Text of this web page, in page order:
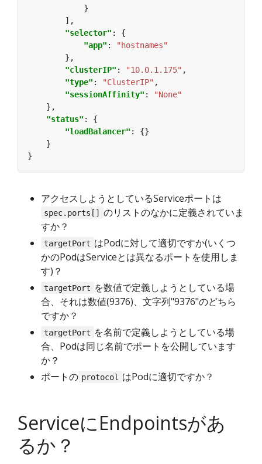
"selector"
"app" :
"hostnames"
"clusterIP" : "10.0.1.175"
"type" : "ClusterIP"
"sessionAffinity" :
"None"
"status"
"loadBalancer"
アクセスしようとしているServiceポートは
spec.ports[]
のリストのなかに定義されていま
すか？
targetPort はPodに対して適切ですか(いくつ
かのPodはServiceとは異なるポートを使用しま
す)？
targetPort を数値で定義しようとしている場
合、それは数値(9376)、文字列"9376"のどちら
ですか？
targetPort を名前で定義しようとしている場
合、Podは同じ名前でポートを公開しています
か？
ポートの protocol はPodに適切ですか？
ServiceにEndpointsがあ
るか？